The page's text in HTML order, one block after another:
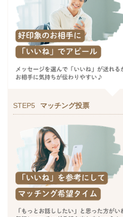
STEP5 マッチング投票